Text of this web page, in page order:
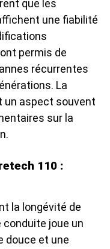
que les
une fiabilité
permis de
récurrentes
La
un aspect souvent
sur la
110 :
la longévité de
joue un
douce et une